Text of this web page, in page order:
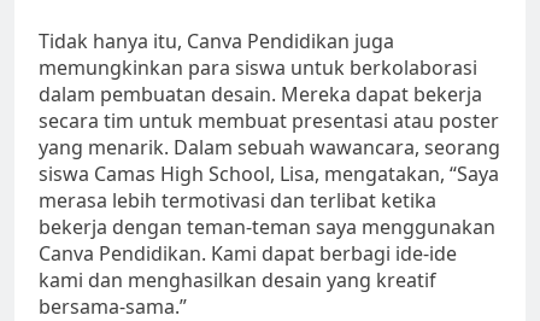
Tidak hanya itu, Canva Pendidikan juga
memungkinkan para siswa untuk berkolaborasi
dalam pembuatan desain. Mereka dapat bekerja
secara tim untuk membuat presentasi atau poster
yang menarik. Dalam sebuah wawancara, seorang
siswa Camas High School, Lisa, mengatakan, “Saya
merasa lebih termotivasi dan terlibat ketika
bekerja dengan teman-teman saya menggunakan
Canva Pendidikan. Kami dapat berbagi ide-ide
kami dan menghasilkan desain yang kreatif
bersama-sama.”